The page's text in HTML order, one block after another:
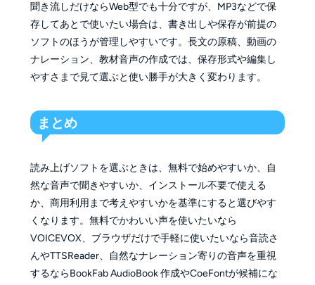
聞き流しだけならWeb型でも十分ですが、MP3などで保
存してあとで使いたい場合は、書き出しや保存が前提の
ソフトのほうが管理しやすいです。長文の原稿、動画の
ナレーション、教材音声の作成では、保存形式や編集し
やすさまで見て選ぶと使い勝手が大きく変わります。
まとめ
読み上げソフトを選ぶときは、無料で始めやすいか、自
然な音声で聞きやすいか、インストール不要で使える
か、商用利用まで考えやすいかを基準にすると選びやす
くなります。無料でかわいい声を使いたいなら
VOICEVOX、ブラウザだけで手軽に使いたいなら音読さ
んやTTSReader、自然なナレーション寄りの音声を重視
するならBookFab AudioBook 作成やCoeFontが候補にな